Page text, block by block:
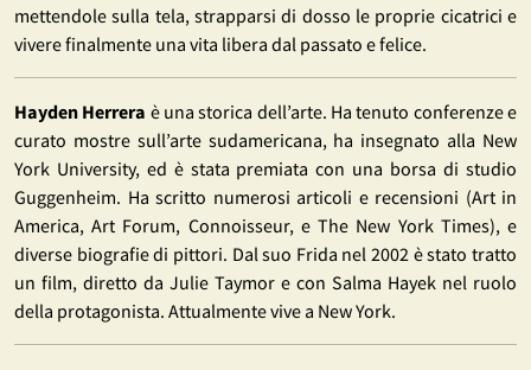
mettendole sulla tela, strapparsi di dosso le proprie cicatrici e
vivere finalmente una vita libera dal passato e felice.
Hayden Herrera è una storica dell’arte. Ha tenuto conferenze e
curato mostre sull’arte sudamericana, ha insegnato alla New
York University, ed è stata premiata con una borsa di studio
Guggenheim. Ha scritto numerosi articoli e recensioni (Art in
America, Art Forum, Connoisseur, e The New York Times), e
diverse biografie di pittori. Dal suo Frida nel 2002 è stato tratto
un film, diretto da Julie Taymor e con Salma Hayek nel ruolo
della protagonista. Attualmente vive a New York.